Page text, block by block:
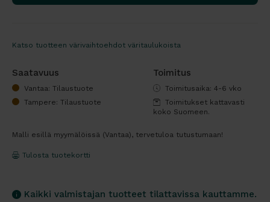
Katso tuotteen värivaihtoehdot väritaulukoista
Saatavuus
Vantaa: Tilaustuote
Tampere: Tilaustuote
Toimitus
Toimitusaika: 4-6 vko
Toimitukset kattavasti
koko Suomeen.
Malli esillä myymälöissä (Vantaa), tervetuloa tutustumaan!
Tulosta tuotekortti
Kaikki valmistajan tuotteet tilattavissa kauttamme.